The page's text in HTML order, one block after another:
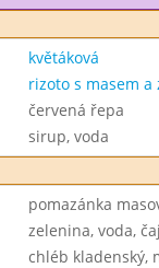
květáková
rizoto s masem
červená řepa
sirup, voda
pomazánka
zelenina, voda,
chléb kladenský,